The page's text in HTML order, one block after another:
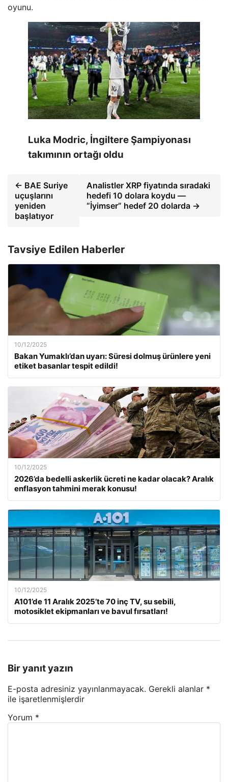
oyunu.
Luka Modric, İngiltere Şampiyonası
takımının ortağı oldu
← BAE Suriye
uçuşlarını
yeniden
başlatıyor
Analistler XRP fiyatında sıradaki
hedefi 10 dolara koydu —
“İyimser” hedef 20 dolarda →
Tavsiye Edilen Haberler
10/12/2025
Bakan Yumaklı’dan uyarı: Süresi dolmuş ürünlere yeni
etiket basanlar tespit edildi!
10/12/2025
2026’da bedelli askerlik ücreti ne kadar olacak? Aralık
enflasyon tahmini merak konusu!
10/12/2025
A101’de 11 Aralık 2025’te 70 inç TV, su sebili,
motosiklet ekipmanları ve bavul fırsatları!
Bir yanıt yazın
E-posta adresiniz yayınlanmayacak. Gerekli alanlar *
ile işaretlenmişlerdir
Yorum *